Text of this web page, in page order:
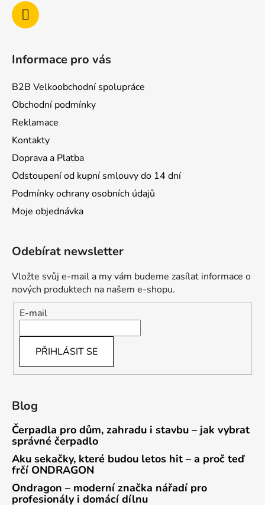
Informace pro vás
B2B Velkoobchodní spolupráce
Obchodní podmínky
Reklamace
Kontakty
Doprava a Platba
Odstoupení od kupní smlouvy do 14 dní
Podmínky ochrany osobních údajů
Moje objednávka
Odebírat newsletter
Vložte svůj e-mail a my vám budeme zasílat informace o
nových produktech na našem e-shopu.
E-mail
PŘIHLÁSIT SE
Blog
Čerpadla pro dům, zahradu i stavbu – jak vybrat
správné čerpadlo
Aku sekačky, které budou letos hit – a proč teď
frčí ONDRAGON
Ondragon – moderní značka nářadí pro
profesionály i domácí dílnu